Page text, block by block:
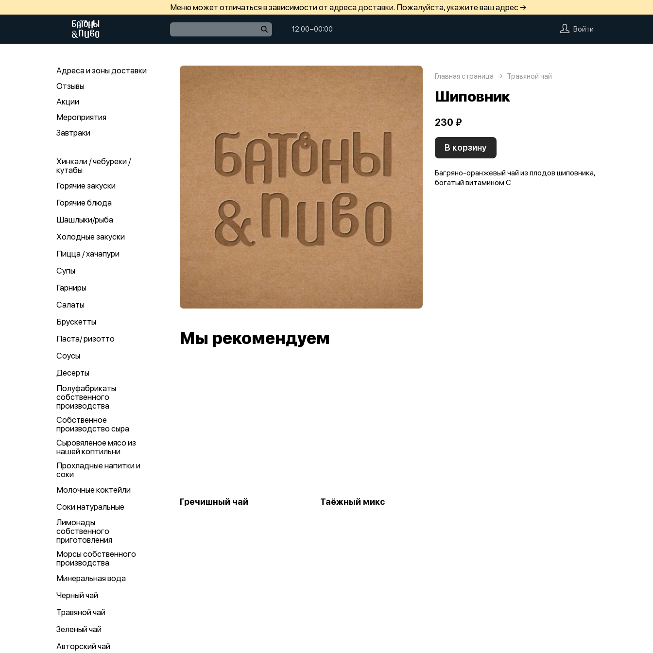
Меню может отличаться в зависимости от адреса доставки. Пожалуйста, укажите ваш адрес →
12:00−00:00 Войти
Адреса и зоны доставки
Отзывы
Акции
Мероприятия
Завтраки
Хинкали / чебуреки /
кутабы
Горячие закуски
Горячие блюда
Шашлыки/рыба
Холодные закуски
Пицца / хачапури
Супы
Гарниры
Салаты
Брускетты
Паста/ ризотто
Соусы
Десерты
Полуфабрикаты
собственного
производства
Собственное
производство сыра
Сыровяленое мясо из
нашей коптильни
Прохладные напитки и
соки
Молочные коктейли
Соки натуральные
Лимонады
собственного
приготовления
Морсы собственного
производства
Минеральная вода
Черный чай
Травяной чай
Зеленый чай
Авторский чай
Главная страница Травяной чай
Шиповник
230 ₽
В корзину
Багряно-оранжевый чай из плодов шиповника,
богатый витамином С
Мы рекомендуем
Гречишный чай Таёжный микс